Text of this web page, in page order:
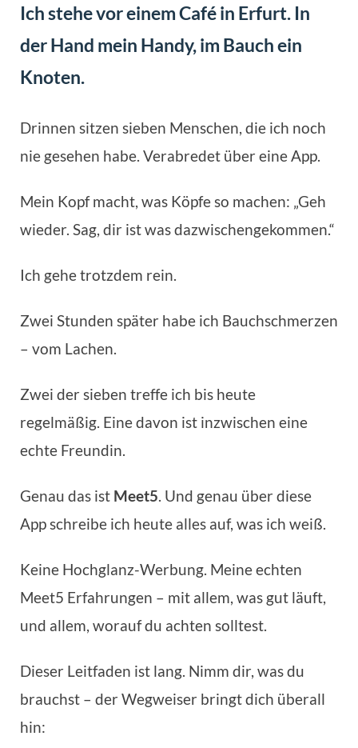
Ich stehe vor einem Café in Erfurt. In
der Hand mein Handy, im Bauch ein
Knoten.
Drinnen sitzen sieben Menschen, die ich noch
nie gesehen habe. Verabredet über eine App.
Mein Kopf macht, was Köpfe so machen: „Geh
wieder. Sag, dir ist was dazwischengekommen.“
Ich gehe trotzdem rein.
Zwei Stunden später habe ich Bauchschmerzen
– vom Lachen.
Zwei der sieben treffe ich bis heute
regelmäßig. Eine davon ist inzwischen eine
echte Freundin.
Genau das ist Meet5. Und genau über diese
App schreibe ich heute alles auf, was ich weiß.
Keine Hochglanz-Werbung. Meine echten
Meet5 Erfahrungen – mit allem, was gut läuft,
und allem, worauf du achten solltest.
Dieser Leitfaden ist lang. Nimm dir, was du
brauchst – der Wegweiser bringt dich überall
hin: